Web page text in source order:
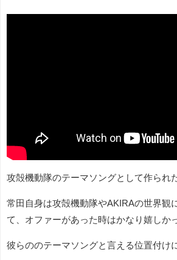
攻殻機動隊のテーマソングとして作られ
常田自身は攻殻機動隊やAKIRAの世界観
て、オファーがあった時はかなり嬉しか
彼らののテーマソングと言える位置付け